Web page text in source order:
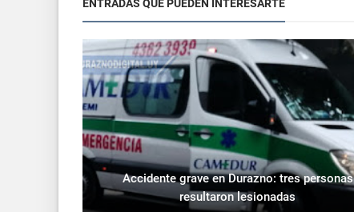
ENTRADAS QUE PUEDEN INTERESARTE
Accidente grave en Durazno: tres personas
resultaron lesionadas